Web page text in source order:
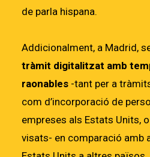
de parla hispana.
Addicionalment, a Madrid,
tràmit digitalitzat amb
raonables -tant per a
com d’incorporació de
empreses als Estats Units,
visats- en comparació amb